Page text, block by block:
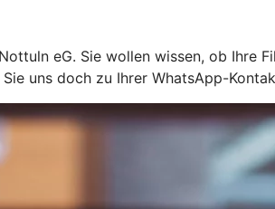
eG. Sie wollen wissen, ob Ihre
uns doch zu Ihrer WhatsApp-